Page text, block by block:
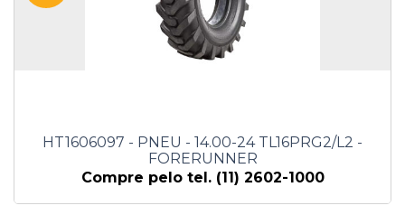
HT1606097 - PNEU - 14.00-24 TL16PRG2/L2 -
FORERUNNER
Compre pelo tel. (11) 2602-1000